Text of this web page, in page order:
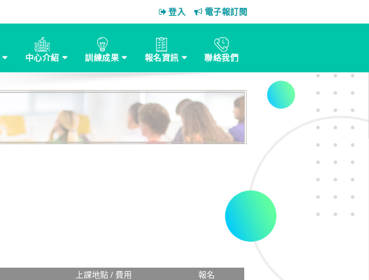
登入 電子報訂閱
中心介紹 訓練成果 報名資訊 聯絡我們
上課地點 / 費用
報名